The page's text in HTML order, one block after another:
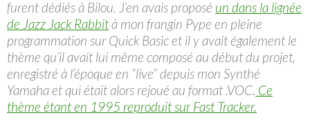
furent dédiés à Bilou. J’en avais proposé un dans la lignée
de Jazz Jack Rabbità mon frangin Pype en pleine
programmation sur Quick Basic et il y avait également le
thème qu’il avait lui même composé au début du projet,
enregistré à l’époque en “live” depuis mon Synthé
Yamaha et qui était alors rejoué au format .VOC. Ce
thème étant en 1995 reproduit sur Fast Tracker.